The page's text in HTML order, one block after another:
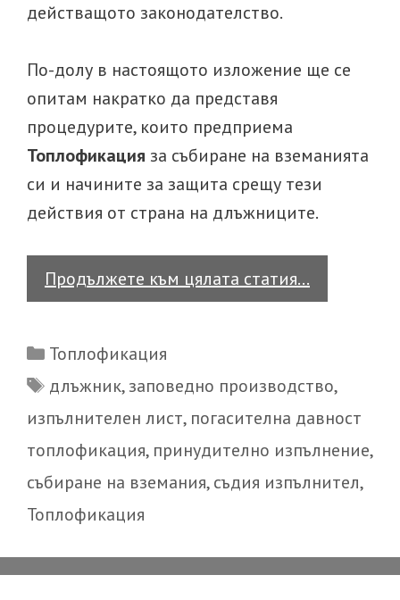
действащото законодателство.
По-долу в настоящото изложение ще се
опитам накратко да представя
процедурите, които предприема
Топлофикация за събиране на вземанията
си и начините за защита срещу тези
действия от страна на длъжниците.
Продължете към цялата статия…
за
Част
I
Categories
Топлофикация
Tags
длъжник,заповедно производство,
изпълнителен лист, погасителна давност
топлофикация, принудително изпълнение,
събиране на вземания,съдия изпълнител,
Топлофикация